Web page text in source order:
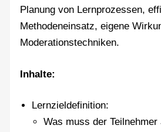
Planung von Lernprozessen,
Methodeneinsatz, eigene
Moderationstechniken.
Inhalte:
Lernzieldefinition:
Was muss der Teilnehmer